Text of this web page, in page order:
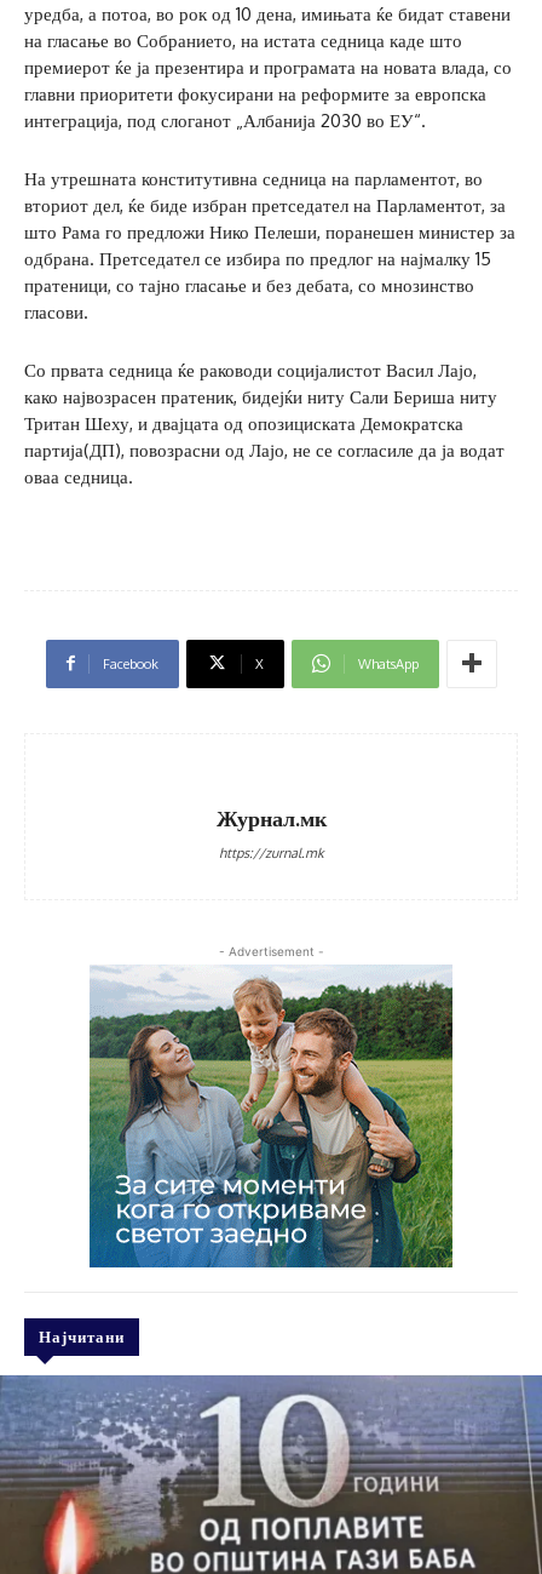
уредба, а потоа, во рок од 10 дена, имињата ќе бидат ставени
на гласање во Собранието, на истата седница каде што
премиерот ќе ја презентира и програмата на новата влада, со
главни приоритети фокусирани на реформите за европска
интеграција, под слоганот „Албанија 2030 во ЕУ“.
На утрешната конститутивна седница на парламентот, во
вториот дел, ќе биде избран претседател на Парламентот, за
што Рама го предложи Нико Пелеши, поранешен министер за
одбрана. Претседател се избира по предлог на најмалку 15
пратеници, со тајно гласање и без дебата, со мнозинство
гласови.
Со првата седница ќе раководи социјалистот Васил Лајо,
како највозрасен пратеник, бидејќи ниту Сали Бериша ниту
Тритан Шеху, и двајцата од опозициската Демократска
партија(ДП), повозрасни од Лајо, не се согласиле да ја водат
оваа седница.
Facebook X WhatsApp
Журнал.мк
https://zurnal.mk
- Advertisement -
Најчитани